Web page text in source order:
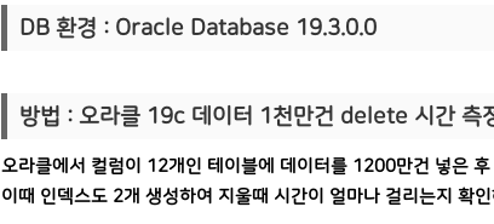
DB 환경 : Oracle Database 19.3.0.0
방법 : 오라클 19c 데이터 1천만건 delete 시간 측
오라클에서 컬럼이 12개인 테이블에 데이터를 1200만건 넣은
이때 인덱스도 2개 생성하여 지울때 시간이 얼마나 걸리는지 확